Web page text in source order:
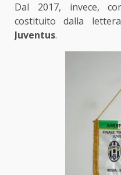
Dal 2017, invece,
costituito dalla
Juventus.